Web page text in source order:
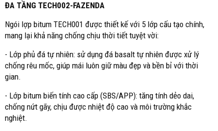
ĐA TẦNG TECH002-FAZENDA
Ngói lợp bitum TECH001 được thiết kế với 5 lớp cấu tạo chính,
mang lại khả năng chống chịu thời tiết tuyệt vời:
- Lớp phủ đá tự nhiên: sử dụng đá basalt tự nhiên được xử lý
chống rêu mốc, giúp mái luôn giữ màu đẹp và bền bỉ với thời
gian.
- Lớp bitum biến tính cao cấp (SBS/APP): tăng tính dẻo dai,
chống nứt gãy, chịu được nhiệt độ cao và môi trường khắc
nghiệt.